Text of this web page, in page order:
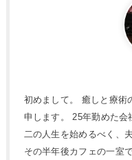
初めまして。 癒しと療術
申します。 25年勤めた
二の人生を始めるべく、
その半年後カフェの一室